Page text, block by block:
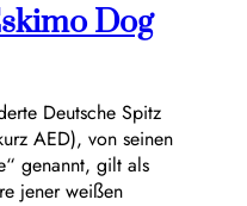
Dog
Deutsche Spitz
AED), von seinen
genannt, gilt als
jener weißen